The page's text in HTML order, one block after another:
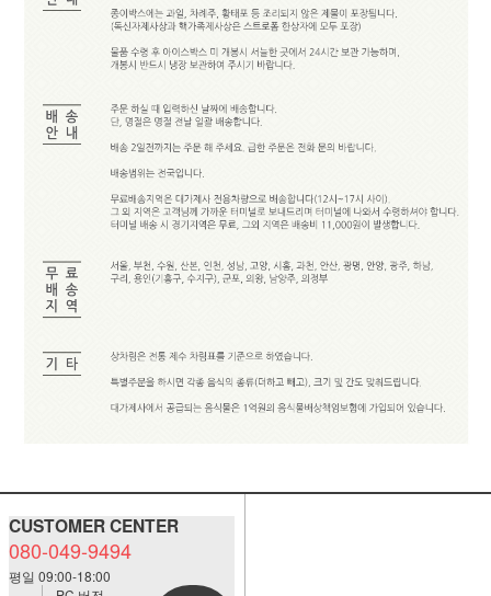
CUSTOMER CENTER
080-049-9494
평일 09:00-18:00